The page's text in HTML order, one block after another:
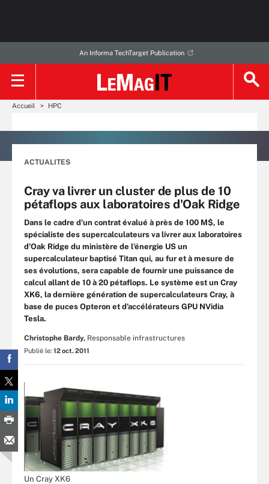
An Informa TechTarget Publication
Accueil HPC
ACTUALITES
Cray va livrer un cluster de plus de 10
pétaflops aux laboratoires d'Oak Ridge
Dans le cadre d'un contrat évalué à près de 100 M$, le
spécialiste des supercalculateurs va livrer aux laboratoires
d'Oak Ridge du ministère de l'énergie US un
supercalculateur baptisé Titan qui, au fur et à mesure de
ses évolutions, sera capable de fournir une puissance de
calcul allant de 10 à 20 pétaflops. Le système est un Cray
XK6, la dernière génération de supercalculateurs Cray, à
base de puces Opteron et d'accélérateurs GPU NVidia
Tesla.
Christophe Bardy, Responsable infrastructures
Publié le: 12 oct. 2011
Un Cray XK6